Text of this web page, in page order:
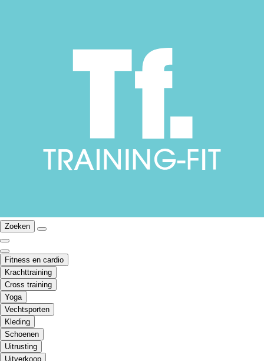
Zoeken
Fitness en cardio
Krachttraining
Cross training
Yoga
Vechtsporten
Kleding
Schoenen
Uitrusting
Uitverkoop